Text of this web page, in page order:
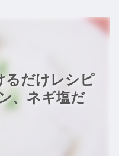
るだけレシピ
、ネギ塩だ